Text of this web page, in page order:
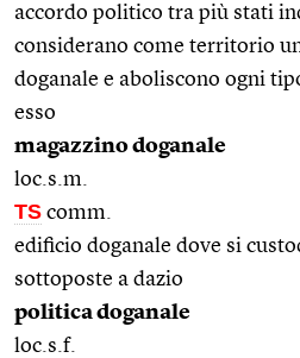
accordo politico tra più stati
considerano come territorio
doganale e aboliscono ogni
esso
magazzino doganale
loc.s.m.
TS comm.
edificio doganale dove si
sottoposte a dazio
politica doganale
loc.s.f.